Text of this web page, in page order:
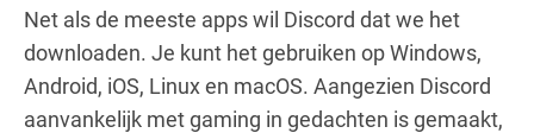
Net als de meeste apps wil Discord dat we het
downloaden. Je kunt het gebruiken op Windows,
Android, iOS, Linux en macOS. Aangezien Discord
aanvankelijk met gaming in gedachten is gemaakt,